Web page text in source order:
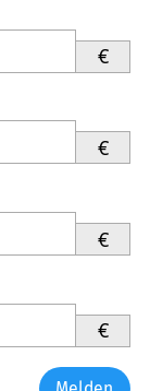
€
€
€
€